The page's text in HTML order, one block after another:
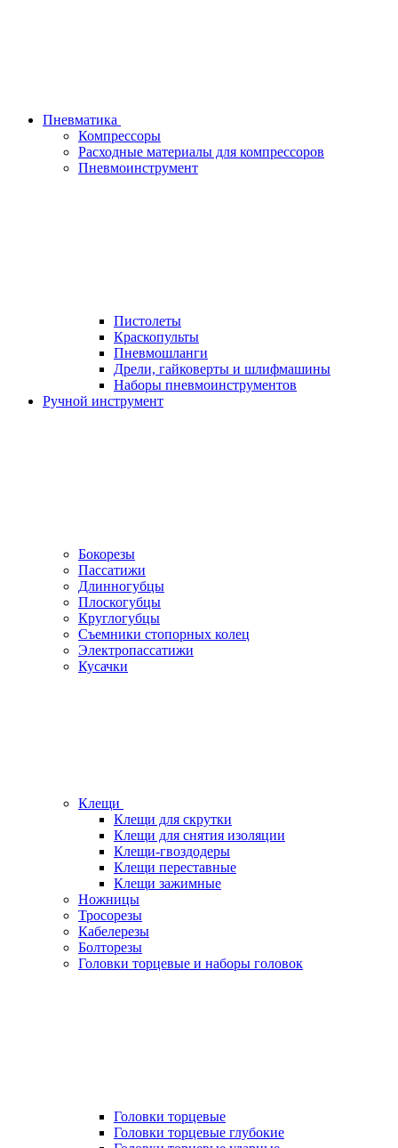
Пневматика
Компрессоры
Расходные материалы для компрессоров
Пневмоинструмент
Пистолеты
Краскопульты
Пневмошланги
Дрели, гайковерты и шлифмашины
Наборы пневмоинструментов
Ручной инструмент
Бокорезы
Пассатижи
Длинногубцы
Плоскогубцы
Круглогубцы
Съемники стопорных колец
Электропассатижи
Кусачки
Клещи
Клещи для скрутки
Клещи для снятия изоляции
Клещи-гвоздодеры
Клещи переставные
Клещи зажимные
Ножницы
Тросорезы
Кабелерезы
Болторезы
Головки торцевые и наборы головок
Головки торцевые
Головки торцевые глубокие